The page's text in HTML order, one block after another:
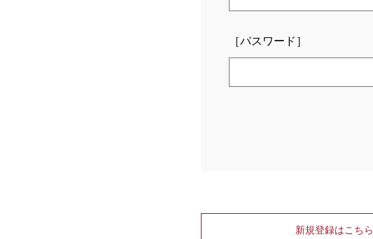
［パスワード］
新規登録はこちら